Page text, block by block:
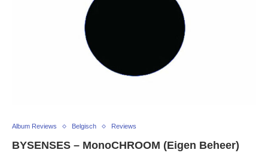
Album Reviews Belgisch Reviews
BYSENSES – MonoCHROOM (Eigen Beheer)